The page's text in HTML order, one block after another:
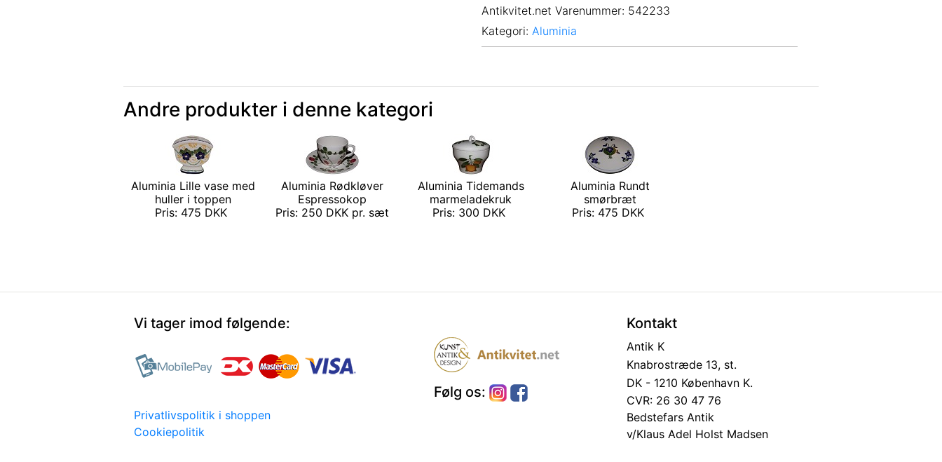
Antikvitet.net Varenummer: 542233
Kategori: Aluminia
Andre produkter i denne kategori
Aluminia Lille vase med
huller i toppen
Pris: 475 DKK
Aluminia Rødkløver
Espressokop
Pris: 250 DKK pr. sæt
Aluminia Tidemands
marmeladekruk
Pris: 300 DKK
Aluminia Rundt
smørbræt
Pris: 475 DKK
Vi tager imod følgende:
Privatlivspolitik i shoppen
Cookiepolitik
Følg os:
Kontakt
Antik K
Knabrostræde 13, st.
DK - 1210 København K.
CVR: 26 30 47 76
Bedstefars Antik
v/Klaus Adel Holst Madsen